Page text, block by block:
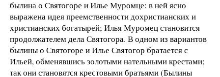
былина о Святогоре и Илье Муромце: в ней ясно
выражена идея преемственности дохристианских и
христианских богатырей; Илья Муромец становится
продолжателем дела Святогора. В одном из вариантов
былины о Святогоре и Илье Святогор братается с
Ильей, обменявшись золотыми нательными крестами;
так они становятся крестовыми братьями (Былины